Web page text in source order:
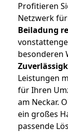
Profitieren
Netzwerk
Beiladung
besonderen
Leistungen
für Ihren
am Neckar.
ein großes
passende